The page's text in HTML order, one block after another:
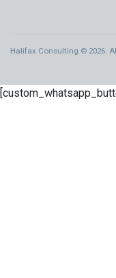
Halifax Consulting © 2026.